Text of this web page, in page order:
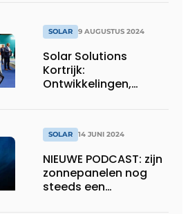
SOLAR 9 AUGUSTUS 2024
Solar Solutions
Kortrijk:
Ontwikkelingen,
Toekomst
SOLAR 14 JUNI 2024
NIEUWE PODCAST: zijn
zonnepanelen nog
steeds een